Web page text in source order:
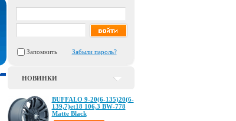
Запомнить Забыли пароль?
НОВИНКИ
BUFFALO 9-20(6-135)20(6-
139,7)et18 106,3 BW-778
Matte Black